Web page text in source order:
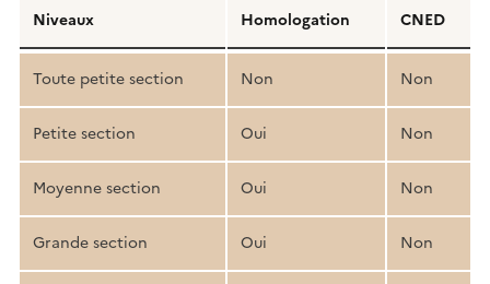
de
la
structure
pédagogique
Niveaux Homologation CNED
Toute petite section Non Non
Petite section Oui Non
Moyenne section Oui Non
Grande section Oui Non